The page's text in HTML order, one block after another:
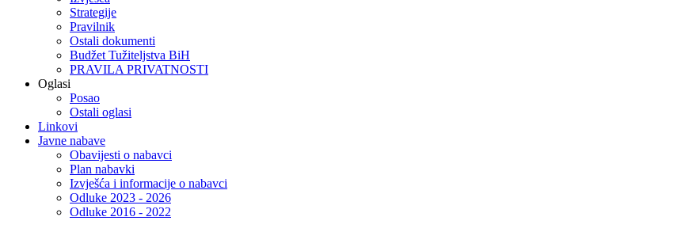
Strategije
Pravilnik
Ostali dokumenti
Budžet Tužiteljstva BiH
PRAVILA PRIVATNOSTI
Oglasi
Posao
Ostali oglasi
Linkovi
Javne nabave
Obavijesti o nabavci
Plan nabavki
Izvješća i informacije o nabavci
Odluke 2023 - 2026
Odluke 2016 - 2022